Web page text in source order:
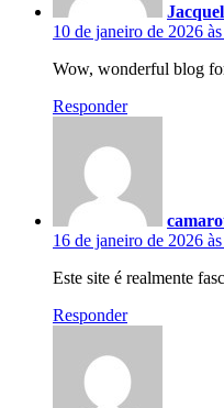
10 de janeiro de 2026
Wow, wonderful blog
Responder
16 de janeiro de 2026
Este site é realmente
Responder